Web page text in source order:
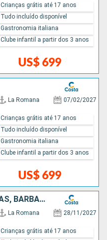
US$ 699
Crianças grátis até 17 anos
Tudo incluído disponível
Gastronomia italiana
Clube infantil a partir dos 3 anos
La Romana 07/02/2027
US$ 699
Crianças grátis até 17 anos
Tudo incluído disponível
Gastronomia italiana
Clube infantil a partir dos 3 anos
SÃO VINCENTE E GRANADINAS, BARBADOS, ANTIGUA E BARBUDA, REPUBLICA DOMINICANA
La Romana 28/11/2027
Crianças grátis até 17 anos